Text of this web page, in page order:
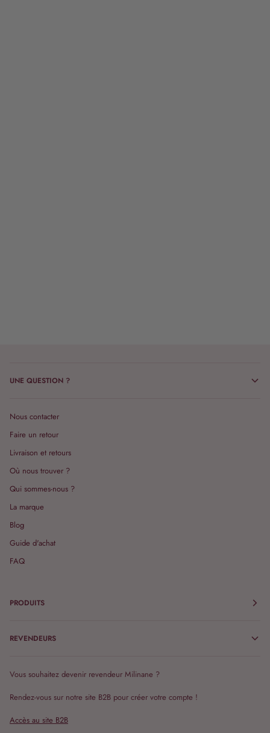
UNE QUESTION ?
Nous contacter
Faire un retour
Livraison et retours
Où nous trouver ?
Qui sommes-nous ?
La marque
Blog
Guide d'achat
FAQ
PRODUITS
REVENDEURS
Vous souhaitez devenir revendeur Milinane ?
Rendez-vous sur notre site B2B pour créer votre compte !
Accès au site B2B